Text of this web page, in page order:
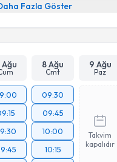
Fazla Göster
Ağu 8 Ağu
Cmt
9 Ağu
Paz
09:30
09:45
10:00
10:15
Takvim
kapalıdır